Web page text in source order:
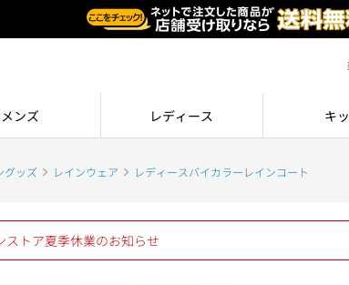
メンズ レディース キ
グッズ レインウェア レディースバイカラーレインコート
ストア夏季休業のお知らせ